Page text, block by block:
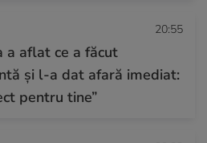
20:55
a aflat ce a făcut
și l-a dat afară imediat:
pentru tine”